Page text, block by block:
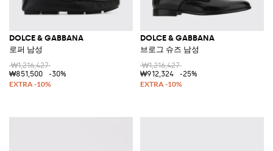
DOLCE & GABBANA
로퍼 남성
₩1,216,427
₩851,500
-30%
DOLCE & GABBANA
브로그 슈즈 남성
₩1,216,427
₩912,324
-25%